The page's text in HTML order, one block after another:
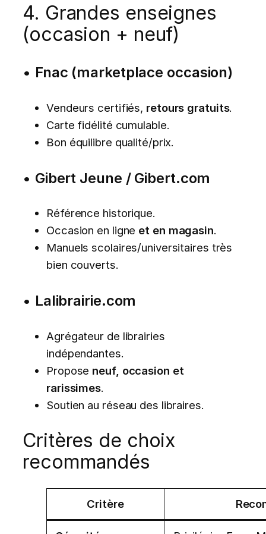
4. Grandes enseignes
(occasion + neuf)
• Fnac (marketplace occasion)
Vendeurs certifiés, retours gratuits.
Carte fidélité cumulable.
Bon équilibre qualité/prix.
• Gibert Jeune / Gibert.com
Référence historique.
Occasion en ligne et en magasin.
Manuels scolaires/universitaires très
bien couverts.
• Lalibrairie.com
Agrégateur de librairies
indépendantes.
Propose neuf, occasion et
rarissimes.
Soutien au réseau des libraires.
Critères de choix
recommandés
Critère